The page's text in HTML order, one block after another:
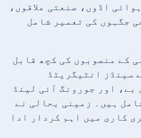
اڈوں، صنعتی علاقوں،
جگہوں کی تعمیر شامل
کے منصوبوں کی کچھ قابل
سینڈز انٹیگریٹڈ
بے، اور جورونگ آئی لینڈ
ہیں۔ زمینی بحالی نے
کاری میں اہم کردار ادا